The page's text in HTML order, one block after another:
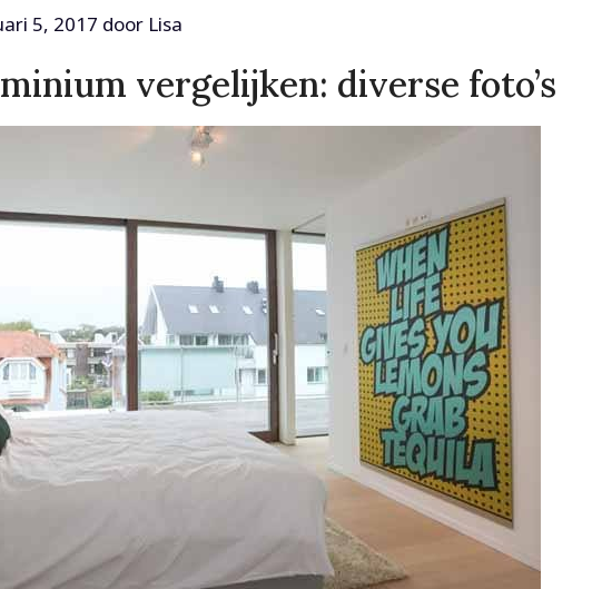
5, 2017 door Lisa
vergelijken: diverse foto’s